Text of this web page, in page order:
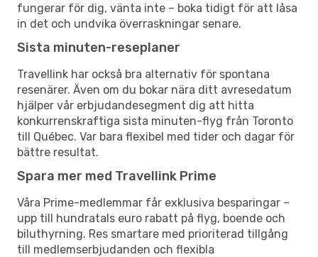
fungerar för dig, vänta inte – boka tidigt för att låsa
in det och undvika överraskningar senare.
Sista minuten-reseplaner
Travellink har också bra alternativ för spontana
resenärer. Även om du bokar nära ditt avresedatum
hjälper vår erbjudandesegment dig att hitta
konkurrenskraftiga sista minuten-flyg från Toronto
till Québec. Var bara flexibel med tider och dagar för
bättre resultat.
Spara mer med Travellink Prime
Våra Prime-medlemmar får exklusiva besparingar –
upp till hundratals euro rabatt på flyg, boende och
biluthyrning. Res smartare med prioriterad tillgång
till medlemserbjudanden och flexibla